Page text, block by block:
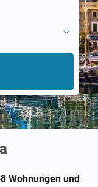
Wohnungen und